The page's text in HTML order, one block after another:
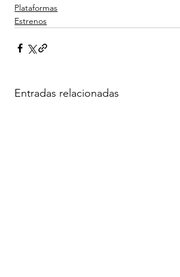
Plataformas
Estrenos
Entradas relacionadas